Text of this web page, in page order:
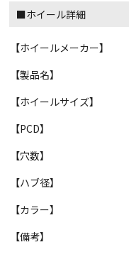
■ホイール詳細
【ホイールメーカー】
【製品名】
【ホイールサイズ】
【PCD】
【穴数】
【ハブ径】
【カラー】
【備考】